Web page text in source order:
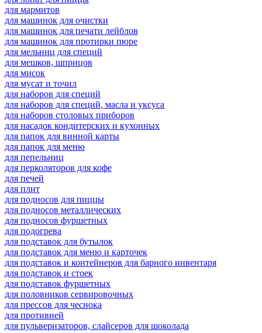
для мармитов
для машинок для очистки
для машинок для печати лейблов
для машинок для протирки пюре
для мельниц для специй
для мешков, шприцов
для мисок
для мусат и точил
для наборов для специй
для наборов для специй, масла и уксуса
для наборов столовых приборов
для насадок кондитерских и кухонных
для папок для винной карты
для папок для меню
для пепельниц
для перколяторов для кофе
для печей
для плит
для подносов для пиццы
для подносов металлических
для подносов фуршетных
для подогрева
для подставок для бутылок
для подставок для меню и карточек
для подставок и контейнеров для барного инвентаря
для подставок и стоек
для подставок фуршетных
для половников сервировочных
для прессов для чеснока
для противней
для пульверизаторов, слайсеров для шоколада